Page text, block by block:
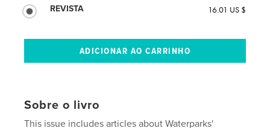
REVISTA
16.01 US $
Sobre o livro
This issue includes articles about Waterparks'